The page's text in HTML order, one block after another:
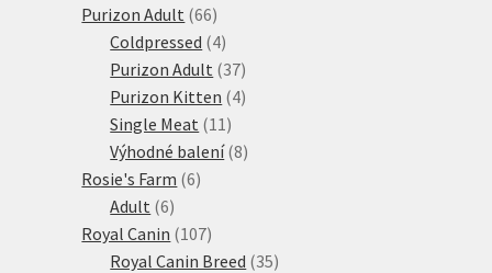
Purizon Adult 6666
produktů
Coldpressed 44
produkty
Purizon Adult 3737
produktů
Purizon Kitten 44
Single Meat 11 11
produktů
Výhodné balení 88
Rosie's Farm 66
Adult 66
produktů
Royal Canin 107107
produktů
Royal Canin Breed 3535